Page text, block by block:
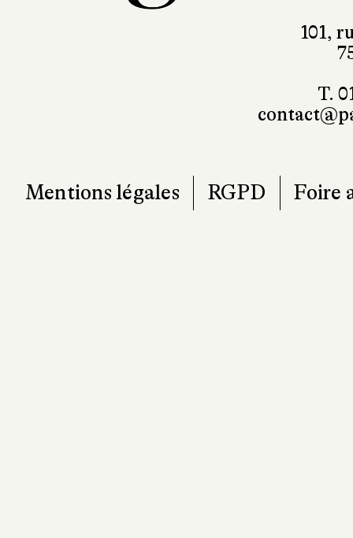
101,
T.
Mentions légales RGPD Foire